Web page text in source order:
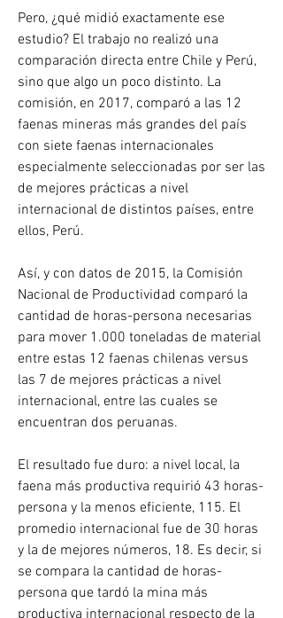
Pero, ¿qué midió exactamente ese
estudio? El trabajo no realizó una
comparación directa entre Chile y Perú,
sino que algo un poco distinto. La
comisión, en 2017, comparó a las 12
faenas mineras más grandes del país
con siete faenas internacionales
especialmente seleccionadas por ser las
de mejores prácticas a nivel
internacional de distintos países, entre
ellos, Perú.
Así, y con datos de 2015, la Comisión
Nacional de Productividad comparó la
cantidad de horas-persona necesarias
para mover 1.000 toneladas de material
entre estas 12 faenas chilenas versus
las 7 de mejores prácticas a nivel
internacional, entre las cuales se
encuentran dos peruanas.
El resultado fue duro: a nivel local, la
faena más productiva requirió 43 horas-
persona y la menos eficiente, 115. El
promedio internacional fue de 30 horas
y la de mejores números, 18. Es decir, si
se compara la cantidad de horas-
persona que tardó la mina más